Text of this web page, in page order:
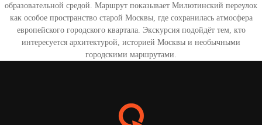
образовательной средой. Маршрут показывает Милютинский переулок
как особое пространство старой Москвы, где сохранилась атмосфера
европейского городского квартала. Экскурсия подойдёт тем, кто
интересуется архитектурой, историей Москвы и необычными
городскими маршрутами.